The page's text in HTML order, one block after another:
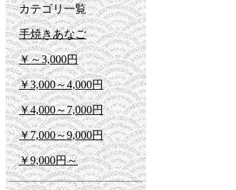
カテゴリ一覧
手焼きあなご
￥～3,000円
￥3,000～4,000円
￥4,000～7,000円
￥7,000～9,000円
￥9,000円～